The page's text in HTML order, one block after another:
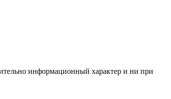
информационный характер и ни при